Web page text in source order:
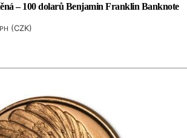
– 100 dolarů Benjamin Franklin Banknote
(CZK)